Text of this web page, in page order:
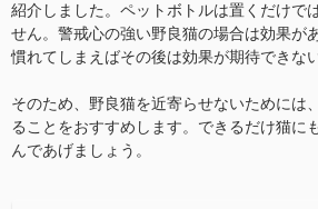
紹介しました。ペットボトルは置くだけで
せん。警戒心の強い野良猫の場合は効果が
慣れてしまえばその後は効果が期待できな
そのため、野良猫を近寄らせないためには
ることをおすすめします。できるだけ猫に
んであげましょう。